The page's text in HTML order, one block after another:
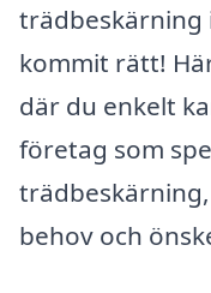
trädbeskärning
kommit rätt!
där du enkelt
företag som
behov och